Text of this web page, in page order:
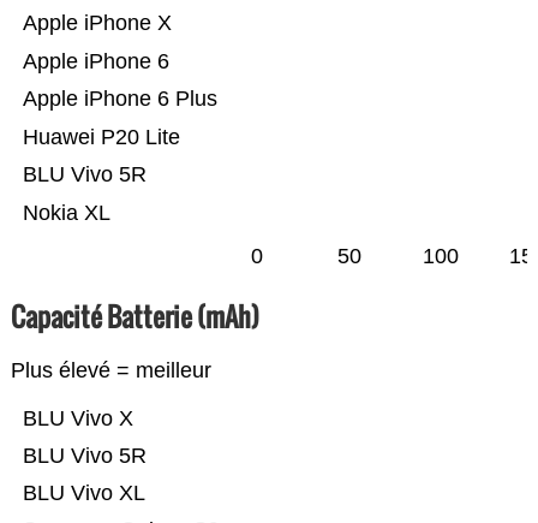
Nokia XL
BLU Vivo 5R
Huawei P20 Lite
Apple iPhone 6 Plus
Apple iPhone 6
Apple iPhone X
0 50 100
Capacité Batterie (mAh)
Plus élevé = meilleur
BLU Vivo XL
BLU Vivo 5R
BLU Vivo X